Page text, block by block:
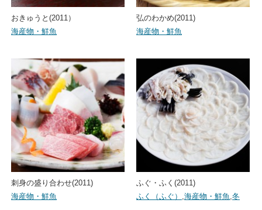
おきゅうと(2011）
海産物・鮮魚
弘のわかめ(2011)
海産物・鮮魚
刺身の盛り合わせ(2011)
海産物・鮮魚
ふぐ・ふく(2011)
ふく（ふぐ） ,海産物・鮮魚,冬